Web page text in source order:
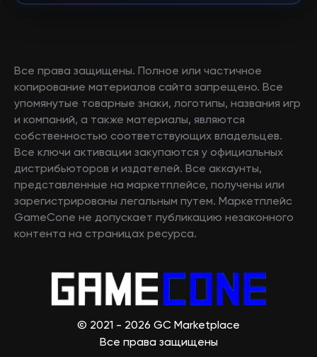
Все права защищены. Полное или частичное
копирование материалов сайта запрещено. Все
упомянутые товарные знаки, логотипы, названия игр
и компаний, а также материалы, являются
собственностью соответствующих владельцев.
Все ключи активации закупаются у официальных
дистрибьюторов и издателей. Все аккаунты,
представленные на маркетплейсе, получены или
зарегистрированы легальным путем. Маркетплейс
GameCone не допускает публикацию незаконного
контента на страницах ресурса.
© 2021 - 2026 GC Marketplace
Все права защищены